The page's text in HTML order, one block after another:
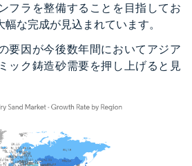
フラを整備することを目指してお
幅な完成が見込まれています。
要因が今後数年間においてアジア
ック鋳造砂需要を押し上げると見